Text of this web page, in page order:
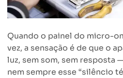
Quando o painel do micro-
vez, a sensação é de que o
luz, sem som, sem resposta
nem sempre esse “silêncio